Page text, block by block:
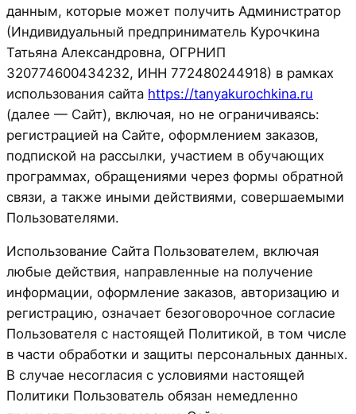
данным, которые может получить Администратор
(Индивидуальный предприниматель Курочкина
Татьяна Александровна, ОГРНИП
320774600434232, ИНН 772480244918) в рамках
использования сайта https://tanyakurochkina.ru
(далее — Сайт), включая, но не ограничиваясь:
регистрацией на Сайте, оформлением заказов,
подпиской на рассылки, участием в обучающих
программах, обращениями через формы обратной
связи, а также иными действиями, совершаемыми
Пользователями.
Использование Сайта Пользователем, включая
любые действия, направленные на получение
информации, оформление заказов, авторизацию и
регистрацию, означает безоговорочное согласие
Пользователя с настоящей Политикой, в том числе
в части обработки и защиты персональных данных.
В случае несогласия с условиями настоящей
Политики Пользователь обязан немедленно